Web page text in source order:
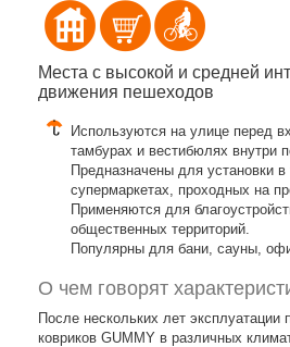
Места с высокой и средней
движения пешеходов
Используются на улице перед
тамбурах и вестибюлях внутри
Предназначены для установки в
супермаркетах, проходных на
Применяются для
общественных территорий.
Популярны для бани, сауны,
О чем говорят
После нескольких лет эксплуатации
ковриков GUMMY в различных